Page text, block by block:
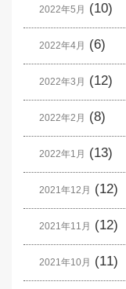
2022年5月 (10)
2022年4月 (6)
2022年3月 (12)
2022年2月 (8)
2022年1月 (13)
2021年12月 (12)
2021年11月 (12)
2021年10月 (11)